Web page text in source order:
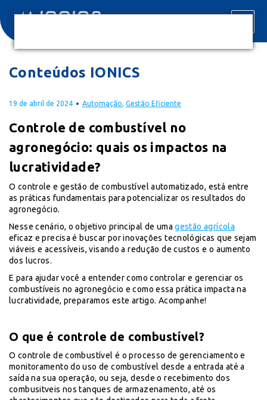
Conteúdos IONICS
19 de abril de 2024 Automação, Gestão Eficiente
Controle de combustível no
agronegócio: quais os impactos na
lucratividade?
O controle e gestão de combustível automatizado, está entre
as práticas fundamentais para potencializar os resultados do
agronegócio.
Nesse cenário, o objetivo principal de umagestão agrícola
eficaz e precisa é buscar por inovações tecnológicas que sejam
viáveis e acessíveis, visando a redução de custos e o aumento
dos lucros.
E para ajudar você a entender como controlar e gerenciar os
combustíveis no agronegócio e como essa prática impacta na
lucratividade, preparamos este artigo. Acompanhe!
O que é controle de combustível?
O controle de combustível é o processo de gerenciamento e
monitoramento do uso de combustível desde a entrada até a
saída na sua operação, ou seja, desde o recebimento dos
combusitveis nos tanques de armazenamento, até os